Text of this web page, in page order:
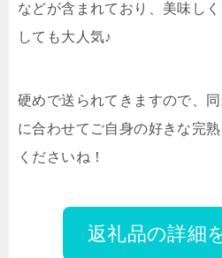
などが含まれており、美味し
しても大人気♪
硬めで送られてきますので、
に合わせてご自身の好きな完
くださいね！
返礼品の詳細